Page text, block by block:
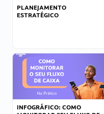
PLANEJAMENTO
ESTRATÉGICO
INFOGRÁFICO: COMO